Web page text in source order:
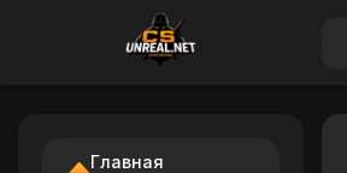
Главная